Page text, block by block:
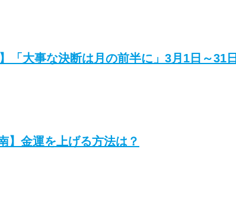
大事な決断は月の前半に」3月1日～31日
金運を上げる方法は？